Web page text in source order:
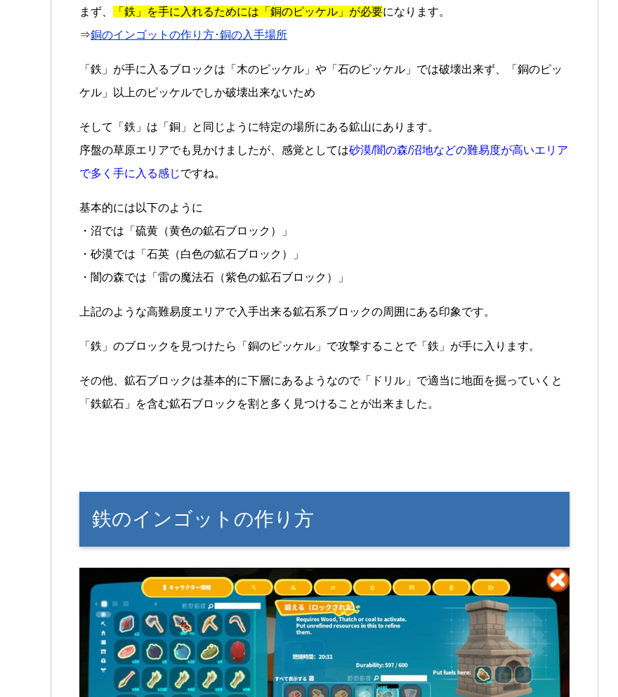
まず、 「鉄」を手に入れるためには「銅のピッケル」が必要になります。
⇒銅のインゴットの作り方･銅の入手場所
「鉄」が手に入るブロックは「木のピッケル」や「石のピッケル」では破壊出来ず、「銅のピッ
ケル」以上のピッケルでしか破壊出来ないため
そして「鉄」は「銅」と同じように特定の場所にある鉱山にあります。
序盤の草原エリアでも見かけましたが、感覚としては砂漠/闇の森/沼地などの難易度が高いエリア
で多く手に入る感じですね。
基本的には以下のように
・沼では「硫黄（黄色の鉱石ブロック）」
・砂漠では「石英（白色の鉱石ブロック）」
・闇の森では「雷の魔法石（紫色の鉱石ブロック）」
上記のような高難易度エリアで入手出来る鉱石系ブロックの周囲にある印象です。
「鉄」のブロックを見つけたら「銅のピッケル」で攻撃することで「鉄」が手に入ります。
その他、鉱石ブロックは基本的に下層にあるようなので「ドリル」で適当に地面を掘っていくと
「鉄鉱石」を含む鉱石ブロックを割と多く見つけることが出来ました。
鉄のインゴットの作り方